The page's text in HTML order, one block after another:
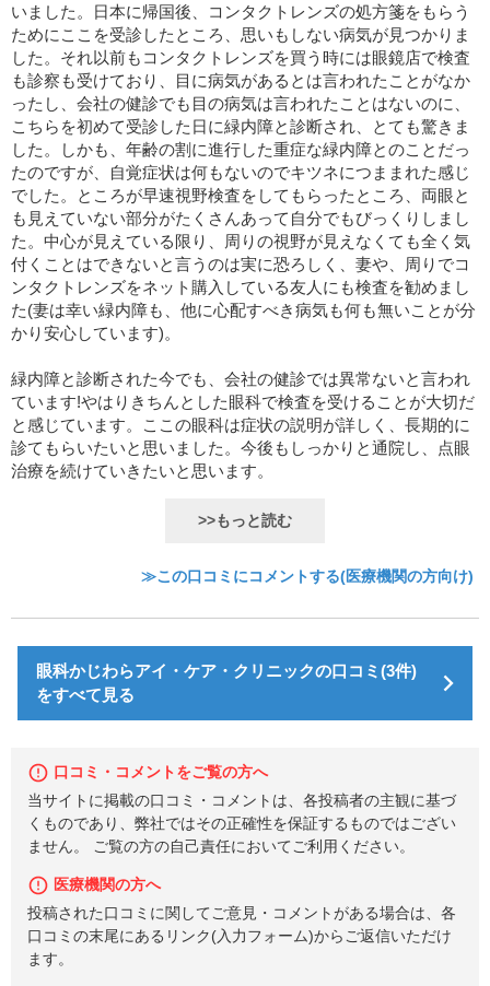
いました。日本に帰国後、コンタクトレンズの処方箋をもらう
ためにここを受診したところ、思いもしない病気が見つかりま
した。それ以前もコンタクトレンズを買う時には眼鏡店で検査
も診察も受けており、目に病気があるとは言われたことがなか
ったし、会社の健診でも目の病気は言われたことはないのに、
こちらを初めて受診した日に緑内障と診断され、とても驚きま
した。しかも、年齢の割に進行した重症な緑内障とのことだっ
たのですが、自覚症状は何もないのでキツネにつままれた感じ
でした。ところが早速視野検査をしてもらったところ、両眼と
も見えていない部分がたくさんあって自分でもびっくりしまし
た。中心が見えている限り、周りの視野が見えなくても全く気
付くことはできないと言うのは実に恐ろしく、妻や、周りでコ
ンタクトレンズをネット購入している友人にも検査を勧めまし
た(妻は幸い緑内障も、他に心配すべき病気も何も無いことが分
かり安心しています)。
緑内障と診断された今でも、会社の健診では異常ないと言われ
ています!やはりきちんとした眼科で検査を受けることが大切だ
と感じています。ここの眼科は症状の説明が詳しく、長期的に
診てもらいたいと思いました。今後もしっかりと通院し、点眼
治療を続けていきたいと思います。
>>もっと読む
≫この口コミにコメントする(医療機関の方向け)
眼科かじわらアイ・ケア・クリニックの口コミ(3件)
をすべて見る
口コミ・コメントをご覧の方へ
当サイトに掲載の口コミ・コメントは、各投稿者の主観に基づ
くものであり、弊社ではその正確性を保証するものではござい
ません。 ご覧の方の自己責任においてご利用ください。
医療機関の方へ
投稿された口コミに関してご意見・コメントがある場合は、各
口コミの末尾にあるリンク(入力フォーム)からご返信いただけ
ます。